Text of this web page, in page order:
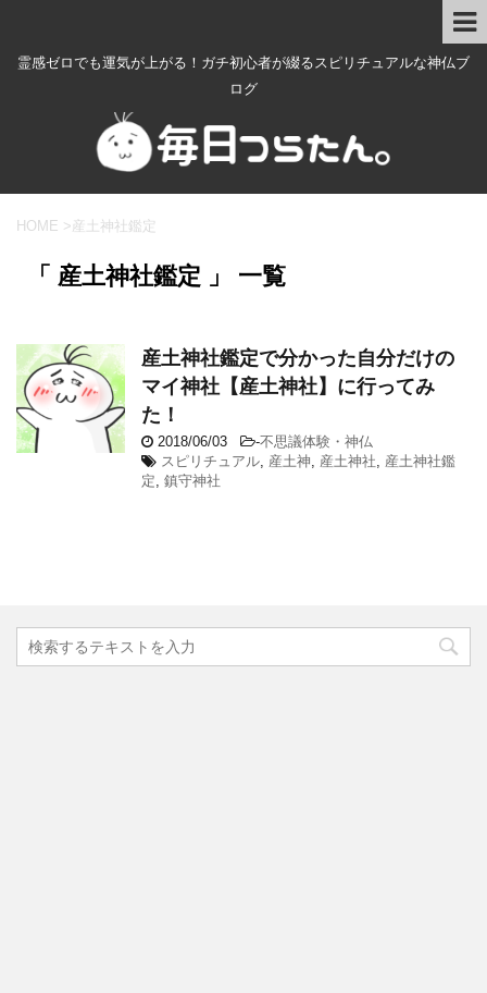
霊感ゼロでも運気が上がる！ガチ初心者が綴るスピリチュアルな神仏ブ
ログ
HOME > 産土神社鑑定
「 産土神社鑑定 」 一覧
産土神社鑑定で分かった自分だけの
マイ神社【産土神社】に行ってみ
た！
2018/06/03 -不思議体験・神仏
スピリチュアル, 産土神, 産土神社, 産土神社鑑
定, 鎮守神社